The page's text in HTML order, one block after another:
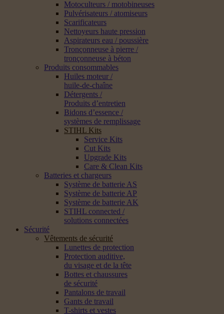
Motoculteurs / motobineuses
Pulvérisateurs / atomiseurs
Scarificateurs
Nettoyeurs haute pression
Aspirateurs eau / poussière
Tronçonneuse à pierre /
tronçonneuse à béton
Produits consommables
Huiles moteur /
huile-de-chaîne
Détergents /
Produits d’entretien
Bidons d’essence /
systèmes de remplissage
STIHL Kits
Service Kits
Cut Kits
Upgrade Kits
Care & Clean Kits
Batteries et chargeurs
Système de batterie AS
Système de batterie AP
Système de batterie AK
STIHL connected /
solutions connectées
Sécurité
Vêtements de sécurité
Lunettes de protection
Protection auditive,
du visage et de la tête
Bottes et chaussures
de sécurité
Pantalons de travail
Gants de travail
T-shirts et vestes